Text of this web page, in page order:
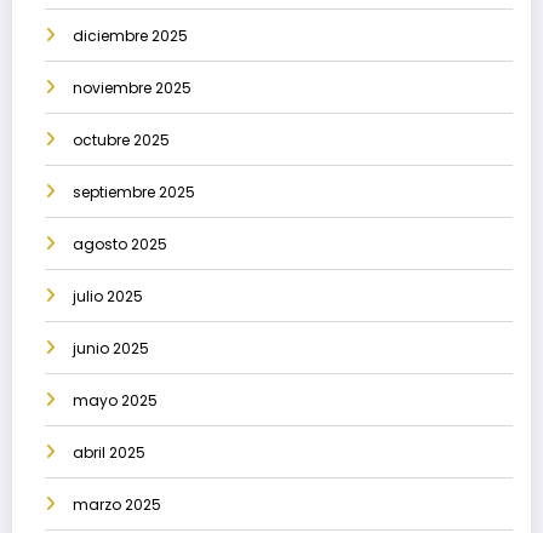
diciembre 2025
noviembre 2025
octubre 2025
septiembre 2025
agosto 2025
julio 2025
junio 2025
mayo 2025
abril 2025
marzo 2025